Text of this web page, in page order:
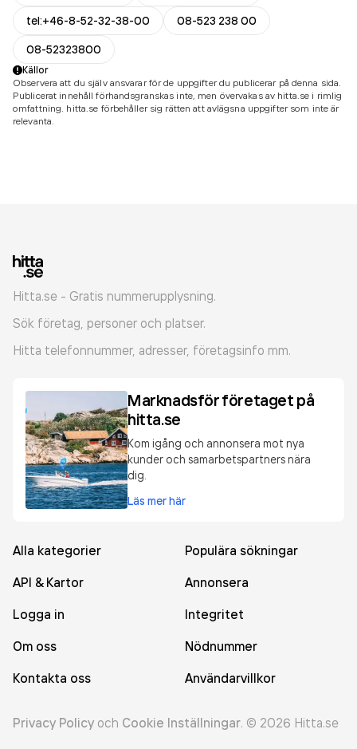
tel:+46-8-52-32-38-00
08-523 238 00
08-52323800
Källor
Observera att du själv ansvarar för de uppgifter du publicerar på denna sida.
Publicerat innehåll förhandsgranskas inte, men övervakas av hitta.se i rimlig
omfattning. hitta.se förbehåller sig rätten att avlägsna uppgifter som inte är
relevanta.
Hitta.se - Gratis nummerupplysning.
Sök företag, personer och platser.
Hitta telefonnummer, adresser, företagsinfo mm.
Marknadsför företaget på
hitta.se
Kom igång och annonsera mot nya
kunder och samarbetspartners nära
dig.
Läs mer här
Alla kategorier
Populära sökningar
API & Kartor
Annonsera
Logga in
Integritet
Om oss
Nödnummer
Kontakta oss
Användarvillkor
Privacy Policy och Cookie Inställningar. © 2026 Hitta.se